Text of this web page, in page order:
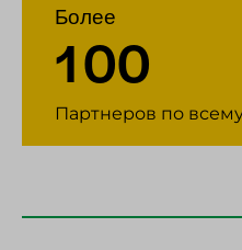
Более
100
Партнеров по